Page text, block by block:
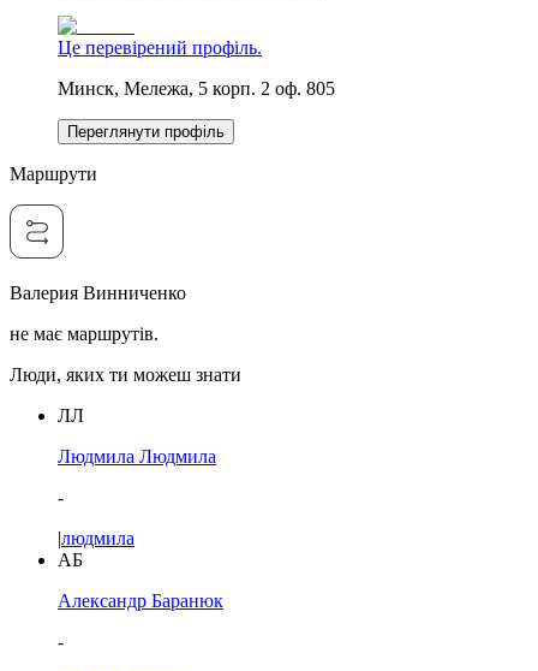
Це перевірений профіль.
Минск, Мележа, 5 корп. 2 оф. 805
Переглянути профіль
Маршрути
Валерия Винниченко
не має маршрутів.
Люди, яких ти можеш знати
ЛЛ
Людмила Людмила
-
|людмила
АБ
Александр Баранюк
-